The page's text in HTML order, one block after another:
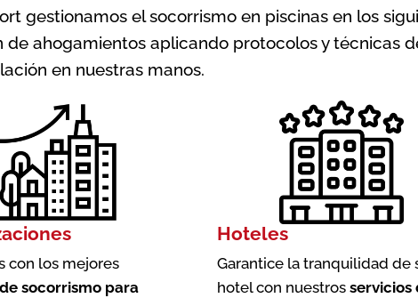
gestionamos el socorrismo en piscinas en los
de ahogamientos aplicando protocolos y técnicas
en nuestras manos.
con los mejores
socorrismo para
Hoteles
Garantice la tranquilidad de
hotel con nuestrosservicios